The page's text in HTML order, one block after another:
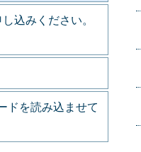
込みください。
ドを読み込ませて